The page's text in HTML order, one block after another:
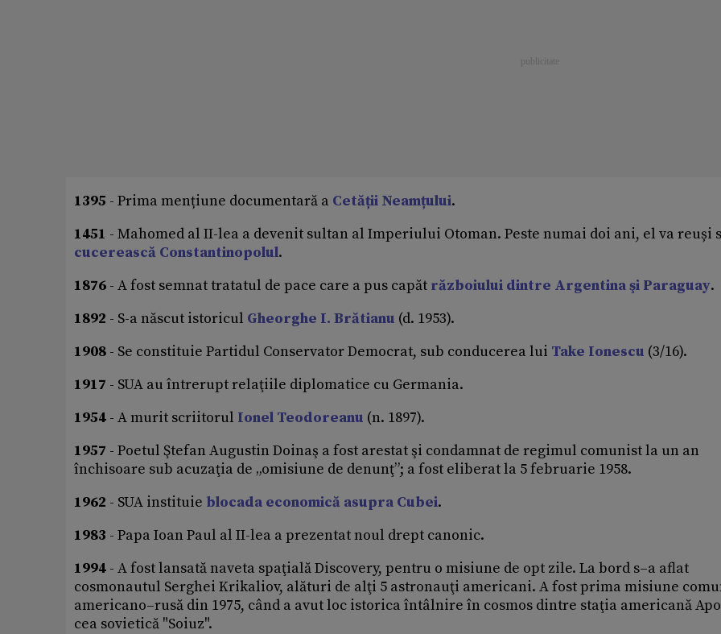
1395 - Prima mențiune documentară a Cetății Neamțului.
1451 - Mahomed al II-lea a devenit sultan al Imperiului Otoman. Peste numai doi ani, el va reuși
cucerească Constantinopolul.
1876 - A fost semnat tratatul de pace care a pus capăt războiului dintre Argentina şi Paraguay.
1892 - S-a născut istoricul Gheorghe I. Brătianu (d. 1953).
1908 - Se constituie Partidul Conservator Democrat, sub conducerea lui Take Ionescu (3/16).
1917 - SUA au întrerupt relaţiile diplomatice cu Germania.
1954 - A murit scriitorul Ionel Teodoreanu (n. 1897).
1957 - Poetul Ştefan Augustin Doinaş a fost arestat şi condamnat de regimul comunist la un an
închisoare sub acuzaţia de „omisiune de denunţ”; a fost eliberat la 5 februarie 1958.
1962 - SUA instituie blocada economică asupra Cubei.
1983 - Papa Ioan Paul al II-lea a prezentat noul drept canonic.
1994 - A fost lansată naveta spaţială Discovery, pentru o misiune de opt zile. La bord s–a aflat
cosmonautul Serghei Krikaliov, alături de alţi 5 astronauţi americani. A fost prima misiune
americano–rusă din 1975, când a avut loc istorica întâlnire în cosmos dintre staţia americană
cea sovietică "Soiuz".